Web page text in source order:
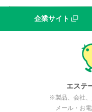
企業サイト
エステ
※製品、会社、
メール・お